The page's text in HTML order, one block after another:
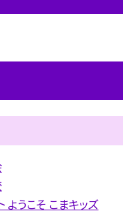
ようこそ こまキッズ